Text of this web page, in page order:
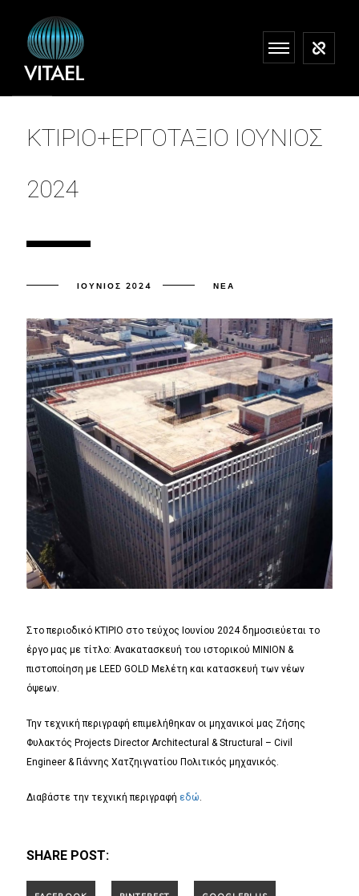
ΚΤΙΡΙΟ+ΕΡΓΟΤΑΞΙΟ ΙΟΥΝΙΟΣ
2024
ΙΟΎΝΙΟΣ 2024 ΝΈΑ
Στο περιοδικό ΚΤΙΡΙΟ στο τεύχος Ιουνίου 2024 δημοσιεύεται το
έργο μας με τίτλο: Ανακατασκευή του ιστορικού ΜΙΝΙΟΝ &
πιστοποίηση με LEED GOLD Μελέτη και κατασκευή των νέων
όψεων.
Την τεχνική περιγραφή επιμελήθηκαν οι μηχανικοί μας Ζήσης
Φυλακτός Projects Director Architectural & Structural – Civil
Engineer & Γιάννης Χατζηιγνατίου Πολιτικός μηχανικός.
Διαβάστε την τεχνική περιγραφή εδώ.
SHARE POST: